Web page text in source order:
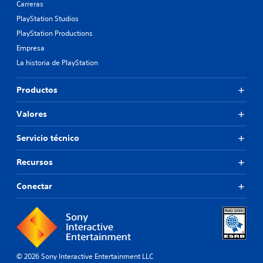
Carreras
PlayStation Studios
PlayStation Productions
Empresa
La historia de PlayStation
Productos
Valores
Servicio técnico
Recursos
Conectar
© 2026 Sony Interactive Entertainment LLC